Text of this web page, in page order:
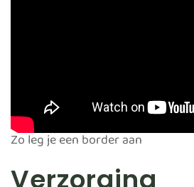
Zo leg je een border aan
Verzorging